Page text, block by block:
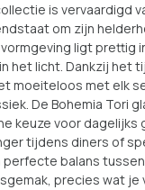
is vervaardigd
om zijn
ligt prettig
het licht. Dankzij het
moeiteloos met elk
De Bohemia Tori
keuze voor dagelijks
tijdens diners of
perfecte balans
precies wat je